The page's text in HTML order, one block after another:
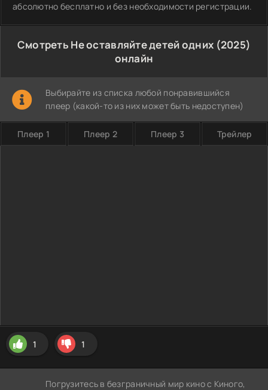
абсолютно бесплатно и без необходимости регистрации.
Смотреть Не оставляйте детей одних (2025)
онлайн
Выбирайте из списка любой понравившийся
плеер (какой-то из них может быть недоступен)
Плеер 1 Плеер 2 Плеер 3 Трейлер
1 1
Погрузитесь в безграничный мир кино с Киного,